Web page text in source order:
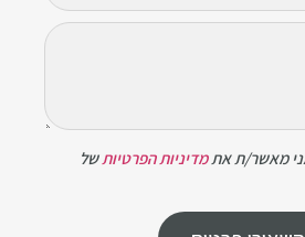
מאשר/ת אתמדיניות הפרטיותשל